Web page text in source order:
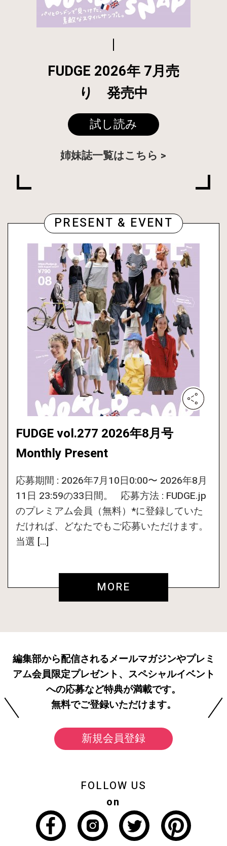
FUDGE 2026年 7月売
り 発売中
試し読み
姉妹誌一覧はこちら
PRESENT & EVENT
FUDGE vol.277 2026年8月号
Monthly Present
応募期間 : 2026年7月10日0:00〜 2026年8月
11日 23:59の33日間。 応募方法 : FUDGE.jp
のプレミアム会員（無料）*に登録していた
だければ、どなたでもご応募いただけます。
当選 […]
MORE
編集部から配信されるメールマガジンやプレミ
アム会員限定プレゼント、スペシャルイベント
への応募など特典が満載です。
無料でご登録いただけます。
新規会員登録
FOLLOW US
on